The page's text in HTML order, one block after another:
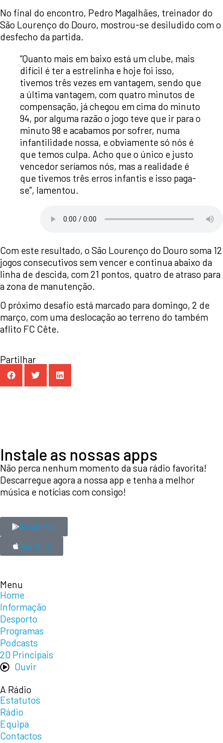
No final do encontro, Pedro Magalhães, treinador do
São Lourenço do Douro, mostrou-se desiludido com o
desfecho da partida.
“Quanto mais em baixo está um clube, mais
difícil é ter a estrelinha e hoje foi isso,
tivemos três vezes em vantagem, sendo que
a última vantagem, com quatro minutos de
compensação, já chegou em cima do minuto
94, por alguma razão o jogo teve que ir para o
minuto 98 e acabamos por sofrer, numa
infantilidade nossa, e obviamente só nós é
que temos culpa. Acho que o único e justo
vencedor seríamos nós, mas a realidade é
que tivemos três erros infantis e isso paga-
se”, lamentou.
Com este resultado, o São Lourenço do Douro soma 12
jogos consecutivos sem vencer e continua abaixo da
linha de descida, com 21 pontos, quatro de atraso para
a zona de manutenção.
O próximo desafio está marcado para domingo, 2 de
março, com uma deslocação ao terreno do também
aflito FC Cête.
Partilhar
Instale as nossas apps
Não perca nenhum momento da sua rádio favorita!
Descarregue agora a nossa app e tenha a melhor
música e notícias com consigo!
Google Play
App Store
Menu
Home
Informação
Desporto
Programas
Podcasts
20 Principais
Ouvir
A Rádio
Estatutos
Rádio
Equipa
Contactos